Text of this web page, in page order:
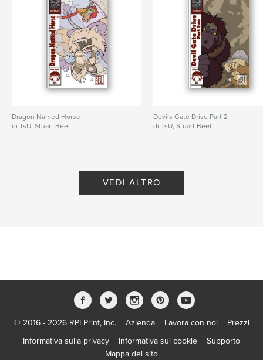
Dragon Named Horse
di TsU, Stuart Beel
Devils Gate Drive Part 2
di TsU, Stuart Beel
VEDI ALTRO
© 2016 - 2026 RPI Print, Inc. Azienda Lavora con noi
Prezzi
Informativa sulla privacy
Informativa sui cookie
Supporto
Mappa del sito